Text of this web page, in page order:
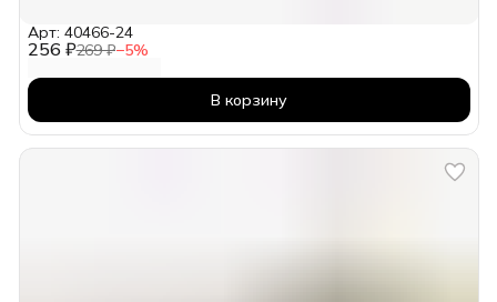
256 ₽269 ₽−5%
Арт: 40466-24
В корзину